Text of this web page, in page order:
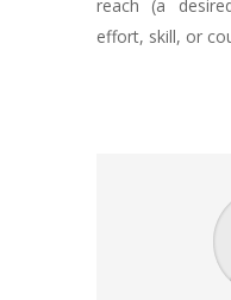
reach (a
effort, skill, or